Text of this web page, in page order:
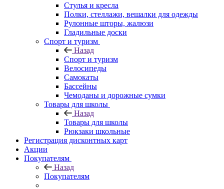
Стулья и кресла
Полки, стеллажи, вешалки для одежды
Рулонные шторы, жалюзи
Гладильные доски
Спорт и туризм
Назад
Спорт и туризм
Велосипеды
Самокаты
Бассейны
Чемоданы и дорожные сумки
Товары для школы
Назад
Товары для школы
Рюкзаки школьные
Регистрация дисконтных карт
Акции
Покупателям
Назад
Покупателям